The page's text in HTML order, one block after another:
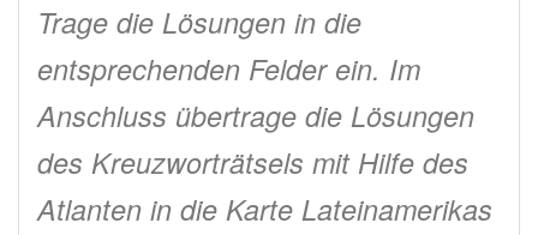
Trage die Lösungen in die
entsprechenden Felder ein. Im
Anschluss übertrage die Lösungen
des Kreuzworträtsels mit Hilfe des
Atlanten in die Karte Lateinamerikas